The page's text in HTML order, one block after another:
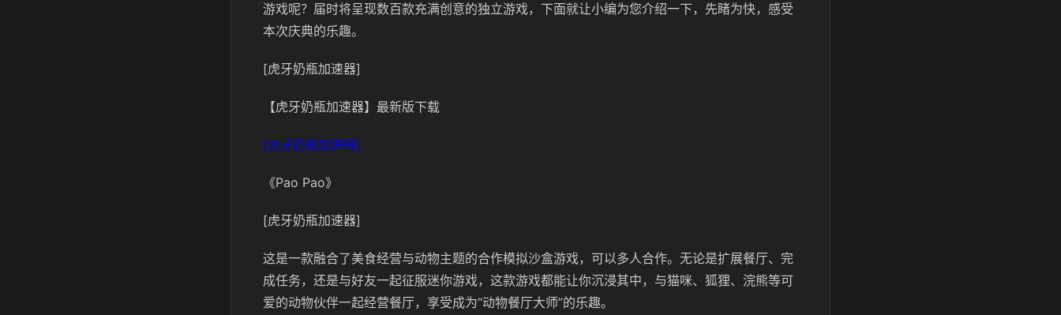
游戏呢？届时将呈现数百款充满创意的独立游戏，下面就让小编为您介绍一下，先睹为快，感受
本次庆典的乐趣。
[虎牙奶瓶加速器]
【虎牙奶瓶加速器】最新版下载
[虎牙奶瓶加速器]
《Pao Pao》
[虎牙奶瓶加速器]
这是一款融合了美食经营与动物主题的合作模拟沙盒游戏，可以多人合作。无论是扩展餐厅、完
成任务，还是与好友一起征服迷你游戏，这款游戏都能让你沉浸其中，与猫咪、狐狸、浣熊等可
爱的动物伙伴一起经营餐厅，享受成为“动物餐厅大师”的乐趣。